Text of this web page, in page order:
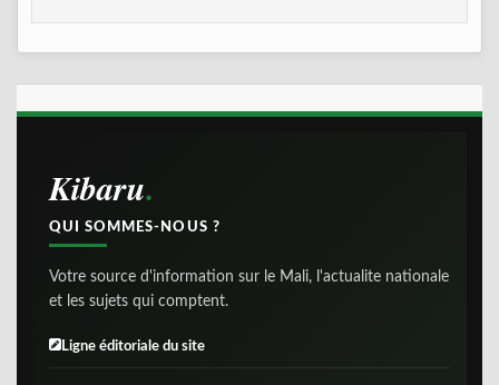
Kibaru
QUI SOMMES-NOUS ?
Votre source d'information sur le Mali, l'actualite nationale
et les sujets qui comptent.
Ligne éditoriale du site